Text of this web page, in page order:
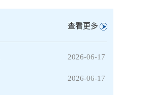
查看更多
2026-06-17
2026-06-17